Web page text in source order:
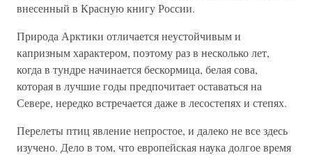
внесенный в Красную книгу России.
Природа Арктики отличается неустойчивым и
капризным характером, поэтому раз в несколько лет,
когда в тундре начинается бескормица, белая сова,
которая в лучшие годы предпочитает оставаться на
Севере, нередко встречается даже в лесостепях и степях.
Перелеты птиц явление непростое, и далеко не все здесь
изучено. Дело в том, что европейская наука долгое время